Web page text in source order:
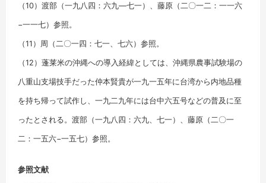
（10）渡部（一九八四：六九―七一）、藤原（二〇一二：一一六
−一一七）参照。
（11）周（二〇一四：七一、七六）参照。
（12）蓬莱米の沖縄への導入経緯としては、沖縄県農事試験場の
八重山支場技手だった仲本賢貴が一九一五年に台湾から内地品種
を持ち帰って試作し、一九二九年には台中六五号などの普及に至
ったとされる。渡部（一九八四：六九、七一）、藤原（二〇一
二：一五六−一五七）参照。
参照文献